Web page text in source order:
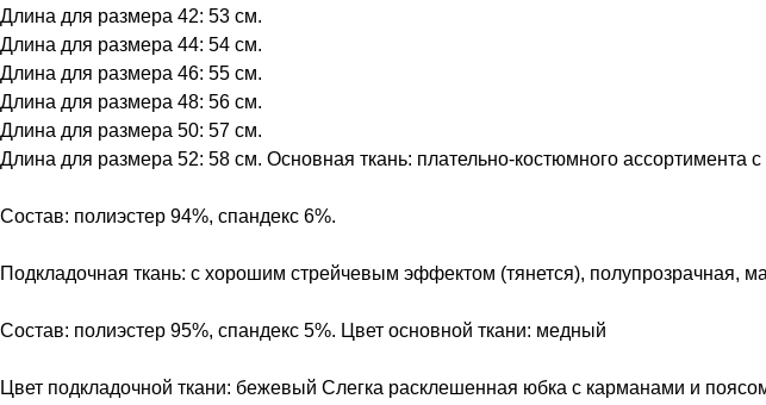
Длина для размера 42: 53 см.
Длина для размера 44: 54 см.
Длина для размера 46: 55 см.
Длина для размера 48: 56 см.
Длина для размера 50: 57 см.
Длина для размера 52: 58 см. Основная ткань: плательно-костюмного
Состав: полиэстер 94%, спандекс 6%.
Подкладочная ткань: с хорошим стрейчевым эффектом (тянется), полупрозрачная,
Состав: полиэстер 95%, спандекс 5%. Цвет основной ткани: медный
Цвет подкладочной ткани: бежевый Слегка расклешенная юбка с карманами и